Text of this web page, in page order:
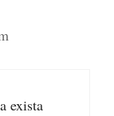
exista